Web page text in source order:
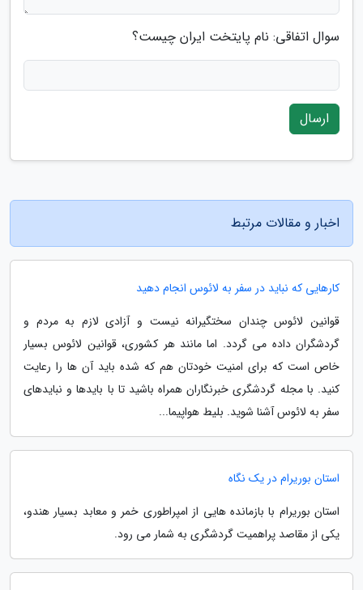
سوال اتفاقی: نام پایتخت ایران چیست؟
ارسال
اخبار و مقالات مرتبط
کارهایی که نباید در سفر به لائوس انجام دهید
قوانین لائوس چندان سختگیرانه نیست و آزادی لازم به مردم و
گردشگران داده می گردد. اما مانند هر کشوری، قوانین لائوس بسیار
خاص است که برای امنیت خودتان هم که شده باید آن ها را رعایت
کنید. با مجله گردشگری خبرنگاران همراه باشید تا با بایدها و نبایدهای
سفر به لائوس آشنا شوید. بلیط هواپیما...
استان بوریرام در یک نگاه
استان بوریرام با بازمانده هایی از امپراطوری خمر و معابد بسیار هندو،
یکی از مقاصد پراهمیت گردشگری به شمار می رود.